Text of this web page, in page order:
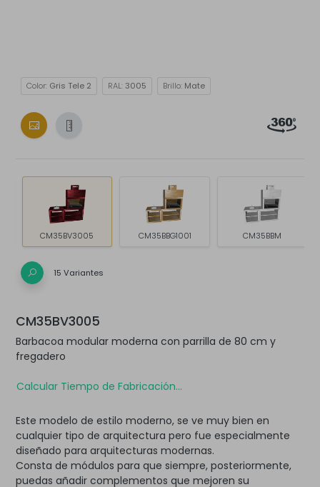
Color: Gris Tele 2 RAL: 3005 Brillo: Mate
CM35BV3005 CM35BBG1001 CM35BBM
15 Variantes
CM35BV3005
Barbacoa modular moderna con parrilla de 80 cm y
fregadero
Calcular Tiempo de Fabricación...
Este modelo de estilo moderno, se ve muy bien en
cualquier tipo de arquitectura pero fue especialmente
diseñado para arquitecturas modernas.
Consta de módulos para que siempre, posteriormente,
puedas añadir complementos que mejoren su